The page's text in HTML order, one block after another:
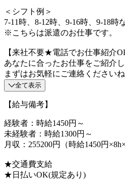
＜シフト例＞
7-11時、8-12時、9-16時、9-18時
※こちらは派遣のお仕事です。
【来社不要★電話でお仕事紹介
あなたに合ったお仕事をご紹介
まずはお気軽にご連絡くださいね
全て表示
【給与備考】
経験者：時給1450円～
未経験者：時給1300円～
月収：255200円（時給1450円
★交通費支給
★日払いOK(規定あり)